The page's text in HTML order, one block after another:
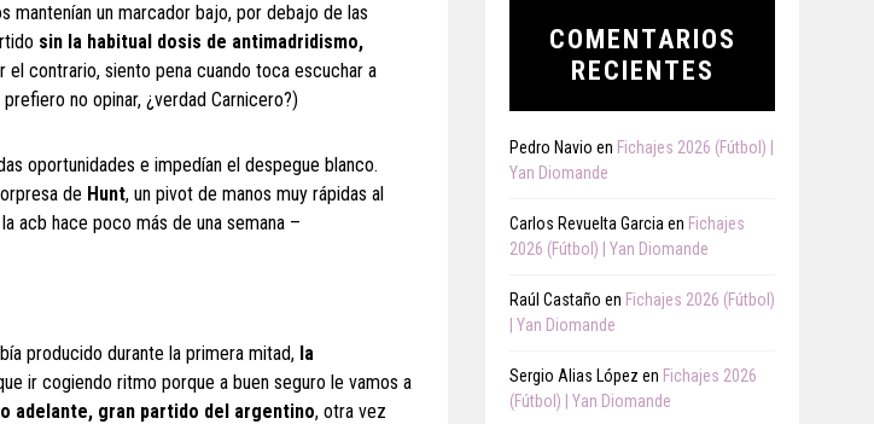
mantenían un marcador bajo, por debajo de las
sin la habitual dosis de antimadridismo,
contrario, siento pena cuando toca escuchar a
no opinar, ¿verdad Carnicero?)
oportunidades e impedían el despegue blanco.
de Hunt, un pivot de manos muy rápidas al
acb hace poco más de una semana –
producido durante la primera mitad, la
ir cogiendo ritmo porque a buen seguro le vamos a
adelante, gran partido del argentino, otra vez
COMENTARIOS
RECIENTES
Pedro Navio en Fichajes 2026 (Fútbol) |
Yan Diomande
Carlos Revuelta Garcia en Fichajes
2026 (Fútbol) | Yan Diomande
Raúl Castaño en Fichajes 2026 (Fútbol)
| Yan Diomande
Sergio Alias López en Fichajes 2026
(Fútbol) | Yan Diomande